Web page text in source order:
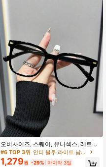
오버사이즈, 스퀘어, 유니섹스, 레트로
Y2K 스타일 패션 안경, 다기능, 일상복
에 적합
#6 TOP 3위 안티 블루 라이트 남성 안경
1,279원 -29% 마지막 3일